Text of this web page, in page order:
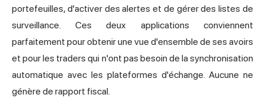
portefeuilles, d'activer des alertes et de gérer des listes de
surveillance. Ces deux applications conviennent
parfaitement pour obtenir une vue d'ensemble de ses avoirs
et pour les traders qui n'ont pas besoin de la synchronisation
automatique avec les plateformes d'échange. Aucune ne
génère de rapport fiscal.